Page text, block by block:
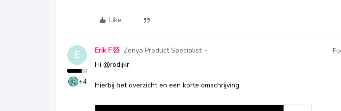
Like
E
+4
Erik F Zenya Product Specialist
Hi @rodijkr,
Hierbij het overzicht en een korte omschrijving: